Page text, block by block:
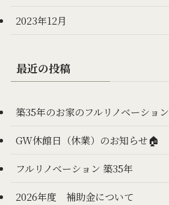
2023年12月
最近の投稿
築35年のお家のフルリノベーション
GW休館日（休業）のお知らせ🏠
フルリノベーション 築35年
2026年度 補助金について